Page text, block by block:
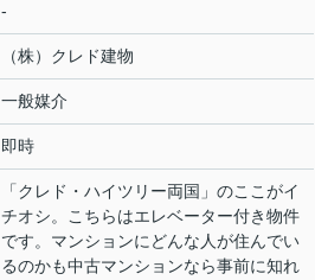
-
（株）クレド建物
一般媒介
即時
「クレド・ハイツリー両国」のここがイ
チオシ。こちらはエレベーター付き物件
です。マンションにどんな人が住んでい
るのかも中古マンションなら事前に知れ